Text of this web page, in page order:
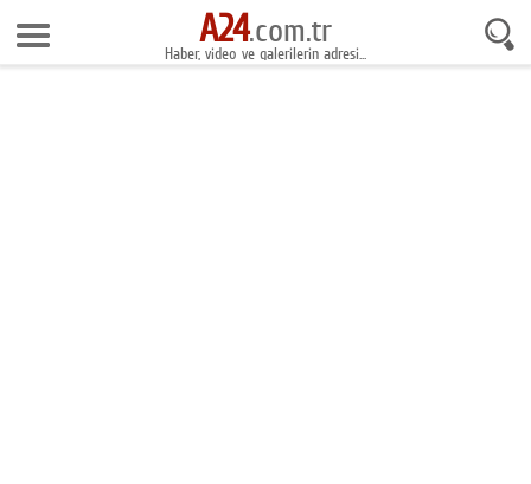
7 Ağustos 2026 23:49:47
Anasayfa
A24.com.tr
Haber, video ve galerilerin adresi...